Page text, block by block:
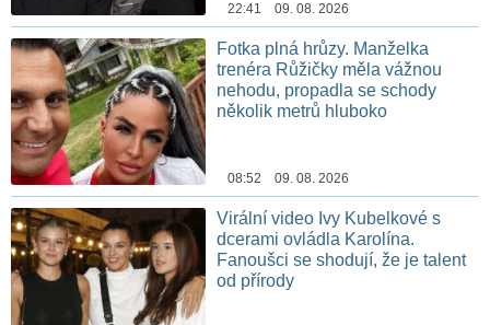
22:41 09. 08. 2026
Fotka plná hrůzy. Manželka
trenéra Růžičky měla vážnou
nehodu, propadla se schody
několik metrů hluboko
08:52 09. 08. 2026
Virální video Ivy Kubelkové s
dcerami ovládla Karolína.
Fanoušci se shodují, že je talent
od přírody